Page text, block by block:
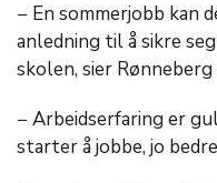
− En sommerjobb kan
anledning til å sikre
skolen, sier
− Arbeidserfaring er
starter å jobbe, jo